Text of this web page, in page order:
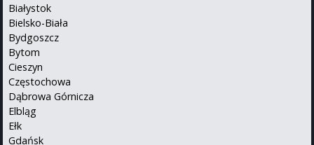
Białystok
Bielsko-Biała
Bydgoszcz
Bytom
Cieszyn
Częstochowa
Dąbrowa Górnicza
Elbląg
Ełk
Gdańsk